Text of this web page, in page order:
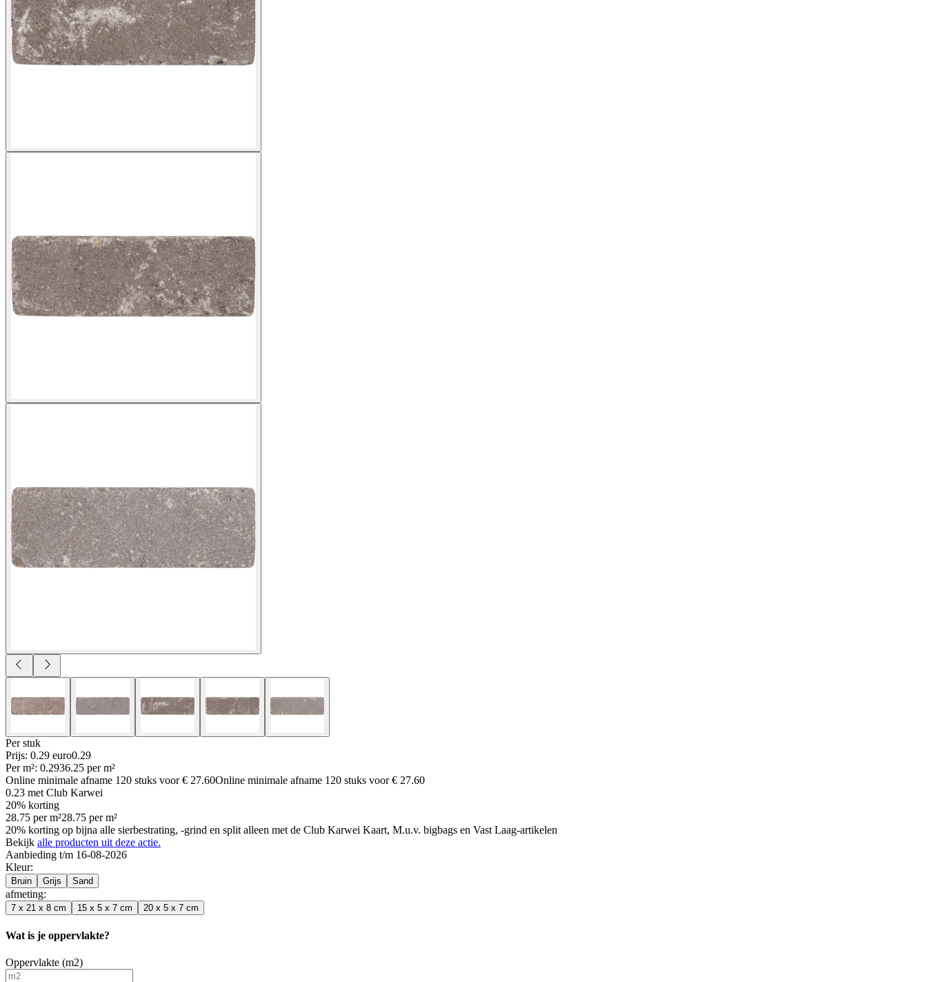
Per stuk
Prijs: 0.29 euro0.29
Per m²: 0.2936.25 per m²
Online minimale afname 120 stuks voor€ 27.60Online minimale afname 120 stuks voor€ 27.60
0.23 met Club Karwei
20% korting
28.75 per m²28.75 per m²
20% korting op bijna alle sierbestrating, -grind en split alleen met de Club Karwei Kaart, M.u.v. bigbags en Vast Laag-artikelen
Bekijk alle producten uit deze actie.
Aanbieding t/m 16-08-2026
Kleur:
Bruin Grijs Sand
afmeting:
7 x 21 x 8 cm 15 x 5 x 7 cm 20 x 5 x 7 cm
Wat is je oppervlakte?
Oppervlakte (m2)